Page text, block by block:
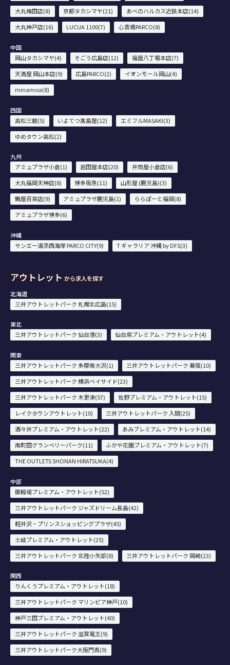
大丸梅田店(8)
京都タカシマヤ(21)
あべのハルカス近鉄本店(14)
大丸神戸店(16)
LUCUA 1100(7) 心斎橋PARCO(8)
中国
岡山タカシマヤ(4)
そごう広島店(12)
福屋八丁堀本店(7)
天満屋 岡山本店(9)
広島PARCO(2)
イオンモール岡山(4)
minamoa(8)
四国
高松三越(5)
いよてつ髙島屋(12)
エミフルMASAKI(3)
ゆめタウン高松(2)
九州
アミュプラザ小倉(1)
岩田屋本店(20)
井筒屋小倉店(6)
大丸福岡天神店(8)
博多阪急(11)
山形屋 (鹿児島)(3)
鶴屋百貨店(9)
アミュプラザ鹿児島(1)
ららぽーと福岡(8)
アミュプラザ博多(6)
沖縄
サンエー浦添西海岸 PARCO CITY(9)
T ギャラリア 沖縄 by DFS(3)
アウトレット から求人を探す
北海道
三井アウトレットパーク 札幌北広島(15)
東北
三井アウトレットパーク 仙台港(3)
仙台泉プレミアム・アウトレット(4)
関東
三井アウトレットパーク 多摩南大沢(1)
三井アウトレットパーク 幕張(10)
三井アウトレットパーク 横浜ベイサイド(23)
三井アウトレットパーク 木更津(57)
佐野プレミアム・アウトレット(15)
レイクタウンアウトレット(10)
三井アウトレットパーク 入間(25)
酒々井プレミアム・アウトレット(22)
あみプレミアム・アウトレット(14)
南町田グランベリーパーク(11)
ふかや花園プレミアム・アウトレット(7)
THE OUTLETS SHONAN HIRATSUKA(4)
中部
御殿場プレミアム・アウトレット(52)
三井アウトレットパーク ジャズドリーム長島(42)
軽井沢・プリンスショッピングプラザ(45)
土岐プレミアム・アウトレット(25)
三井アウトレットパーク 北陸小矢部(8)
三井アウトレットパーク 岡崎(23)
関西
りんくうプレミアム・アウトレット(18)
三井アウトレットパーク マリンピア神戸(10)
神戸三田プレミアム・アウトレット(40)
三井アウトレットパーク 滋賀竜王(9)
三井アウトレットパーク大阪門真(9)